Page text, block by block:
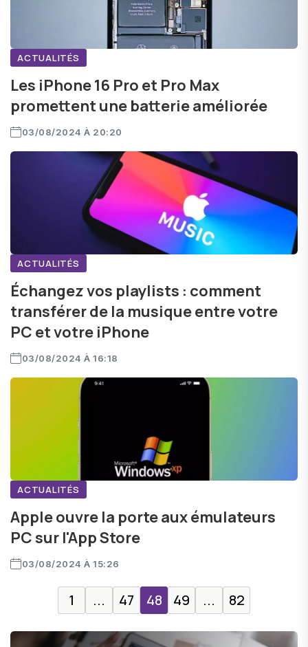
ACTUALITÉS
Les iPhone 16 Pro et Pro Max
promettent une batterie améliorée
03/08/2024 À 20:20
ACTUALITÉS
Échangez vos playlists : comment
transférer de la musique entre votre
PC et votre iPhone
03/08/2024 À 16:18
ACTUALITÉS
Apple ouvre la porte aux émulateurs
PC sur l'App Store
03/08/2024 À 15:26
1 ... 47 48 49 ... 82